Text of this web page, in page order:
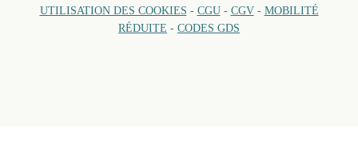
UTILISATION DES COOKIES - CGU- CGV- MOBILITÉ
RÉDUITE - CODES GDS